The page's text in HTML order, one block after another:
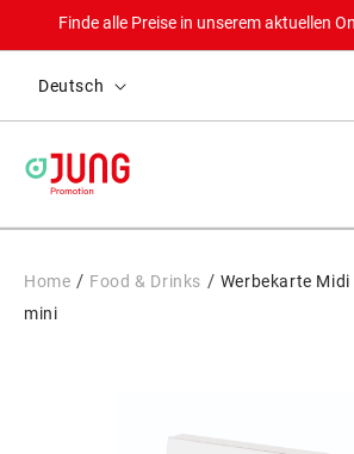
zum
Inhalt
Finde alle Preise in unserem aktuellen
a
h
Deutsch
Home / Food & Drinks / Werbekarte Midi
mini